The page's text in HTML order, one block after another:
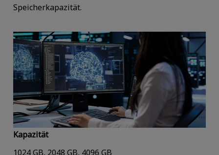
Speicherkapazität.
Kapazität
1024 GB, 2048 GB, 4096 GB